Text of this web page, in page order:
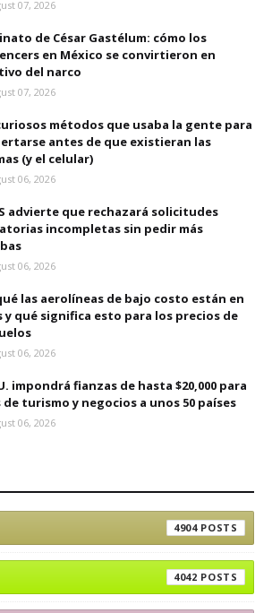
07, 2026
de César Gastélum: cómo los
en México se convirtieron en
del narco
07, 2026
métodos que usaba la gente para
antes de que existieran las
(y el celular)
06, 2026
advierte que rechazará solicitudes
incompletas sin pedir más
06, 2026
las aerolíneas de bajo costo están en
y qué significa esto para los precios de
06, 2026
impondrá fianzas de hasta $20,000 para
de turismo y negocios a unos 50 países
06, 2026
4904
4042